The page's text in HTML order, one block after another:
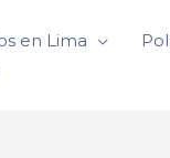
en Lima